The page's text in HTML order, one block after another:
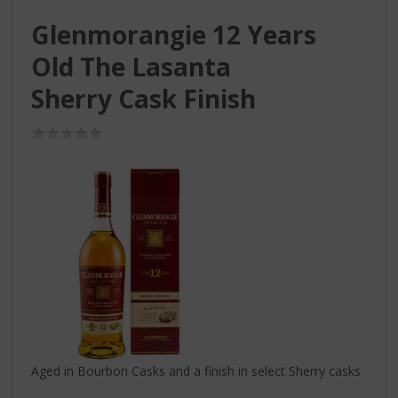
Glenmorangie 12 Years
Old The Lasanta
Sherry Cask Finish
Aged in Bourbon Casks and a finish in select Sherry casks